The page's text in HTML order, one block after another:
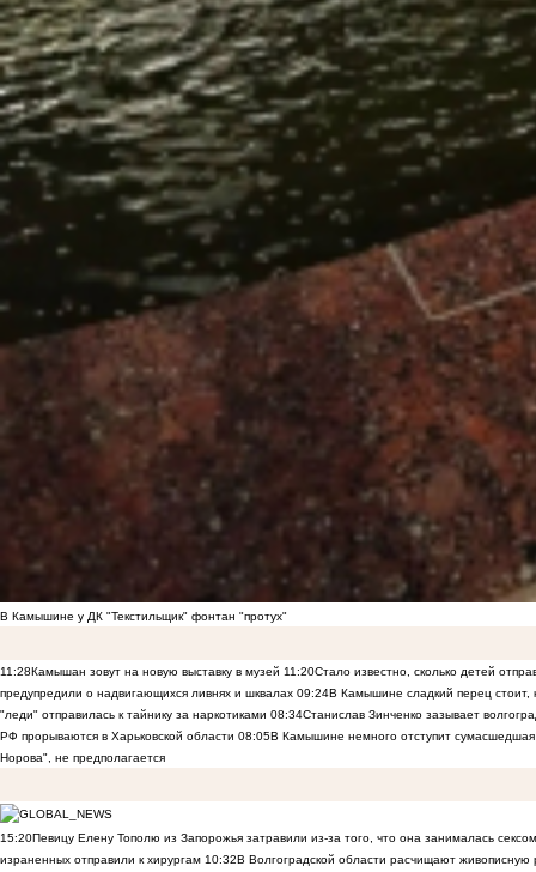
В Камышине у ДК "Текстильщик" фонтан "протух"
11:28Камышан зовут на новую выставку в музей 11:20Стало известно, сколько детей
предупредили о надвигающихся ливнях и шквалах 09:24В Камышине сладкий перец стоит,
"леди" отправилась к тайнику за наркотиками 08:34Станислав Зинченко зазывает
РФ прорываются в Харьковской области 08:05В Камышине немного отступит
Норова", не предполагается
15:20Певицу Елену Тополю из Запорожья затравили из-за того, что она занималась
израненных отправили к хирургам 10:32В Волгоградской области расчищают